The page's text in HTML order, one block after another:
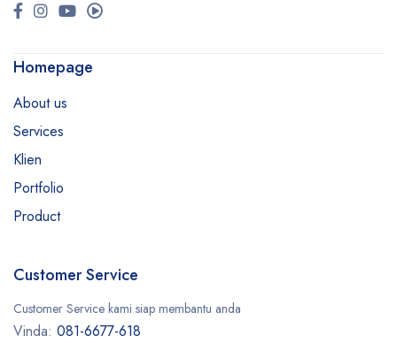
Homepage
About us
Services
Klien
Portfolio
Product
Customer Service
Customer Service kami siap membantu anda
Vinda: 081-6677-618